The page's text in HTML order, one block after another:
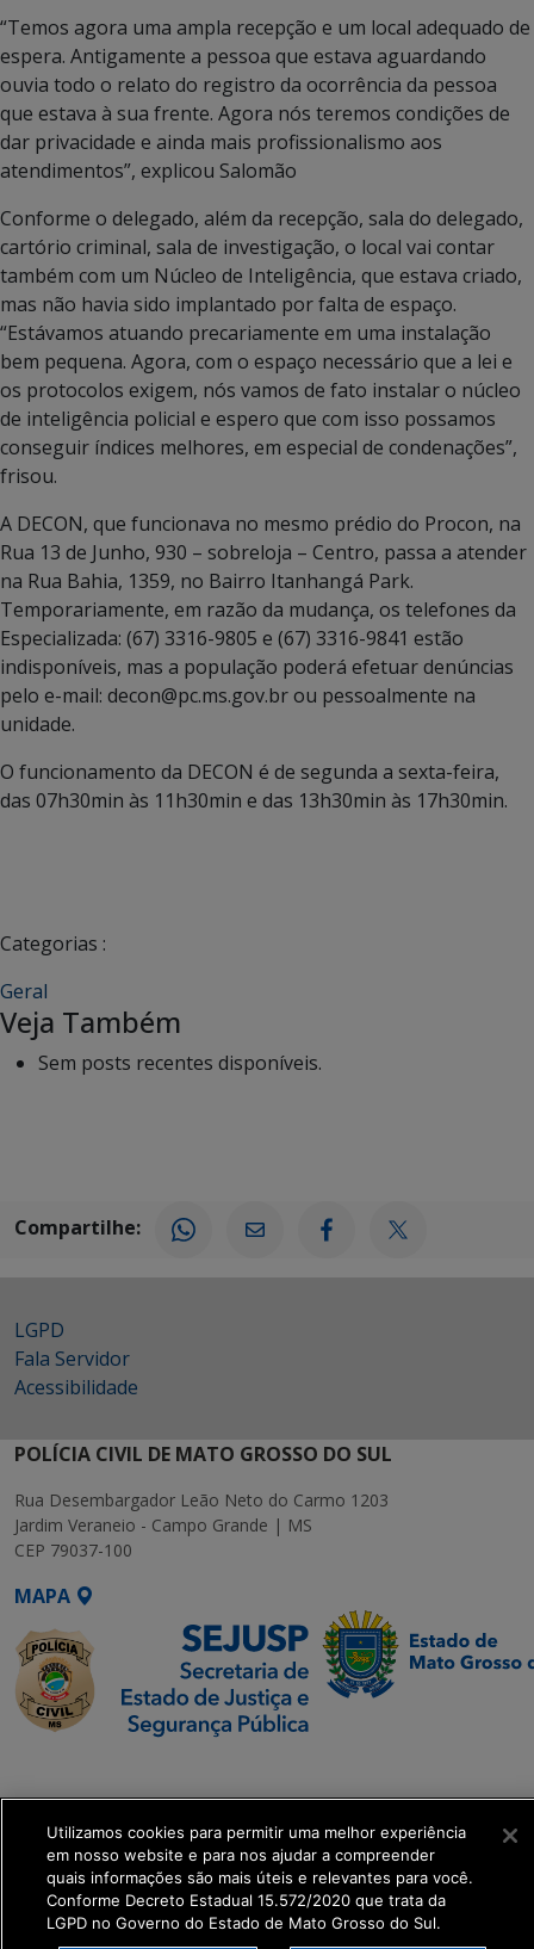
“Temos agora uma ampla recepção e um local adequado de
espera. Antigamente a pessoa que estava aguardando
ouvia todo o relato do registro da ocorrência da pessoa
que estava à sua frente. Agora nós teremos condições de
dar privacidade e ainda mais profissionalismo aos
atendimentos”, explicou Salomão
Conforme o delegado, além da recepção, sala do delegado,
cartório criminal, sala de investigação, o local vai contar
também com um Núcleo de Inteligência, que estava criado,
mas não havia sido implantado por falta de espaço.
“Estávamos atuando precariamente em uma instalação
bem pequena. Agora, com o espaço necessário que a lei e
os protocolos exigem, nós vamos de fato instalar o núcleo
de inteligência policial e espero que com isso possamos
conseguir índices melhores, em especial de condenações”,
frisou.
A DECON, que funcionava no mesmo prédio do Procon, na
Rua 13 de Junho, 930 – sobreloja – Centro, passa a atender
na Rua Bahia, 1359, no Bairro Itanhangá Park.
Temporariamente, em razão da mudança, os telefones da
Especializada: (67) 3316-9805 e (67) 3316-9841 estão
indisponíveis, mas a população poderá efetuar denúncias
pelo e-mail: decon@pc.ms.gov.br ou pessoalmente na
unidade.
O funcionamento da DECON é de segunda a sexta-feira,
das 07h30min às 11h30min e das 13h30min às 17h30min.
Categorias :
Geral
Veja Também
Sem posts recentes disponíveis.
Compartilhe:
LGPD
Fala Servidor
Acessibilidade
POLÍCIA CIVIL DE MATO GROSSO DO SUL
Rua Desembargador Leão Neto do Carmo 1203
Jardim Veraneio - Campo Grande | MS
CEP 79037-100
MAPA
Executiva de
Transformação Digital
get_footer();
Utilizamos cookies para permitir uma melhor experiência
em nosso website e para nos ajudar a compreender
quais informações são mais úteis e relevantes para você.
Conforme Decreto Estadual 15.572/2020 que trata da
LGPD no Governo do Estado de Mato Grosso do Sul.